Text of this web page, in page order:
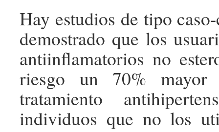
Hay estudios de tipo
demostrado que los
antiinflamatorios no
riesgo un 70%
tratamiento
individuos que no los